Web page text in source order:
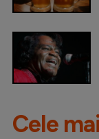
Cele